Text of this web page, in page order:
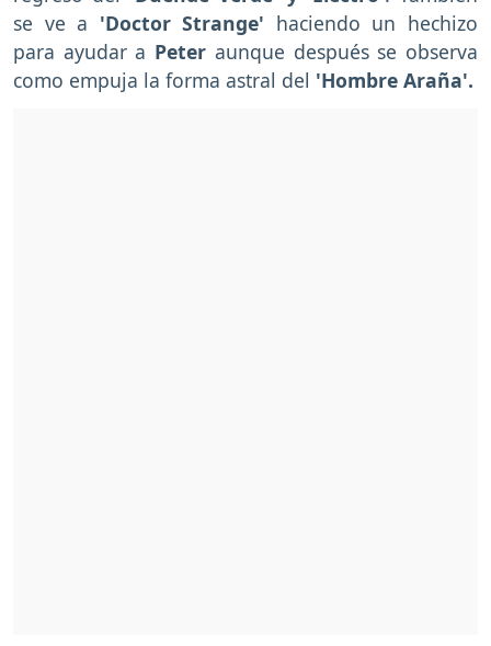
se ve a 'Doctor Strange' haciendo un hechizo
para ayudar a Peter aunque después se observa
como empuja la forma astral del 'Hombre Araña'.